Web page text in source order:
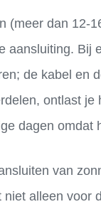
(meer dan 12-
aansluiting. Bij
de kabel en
ontlast
dagen omdat
van
alleen voor